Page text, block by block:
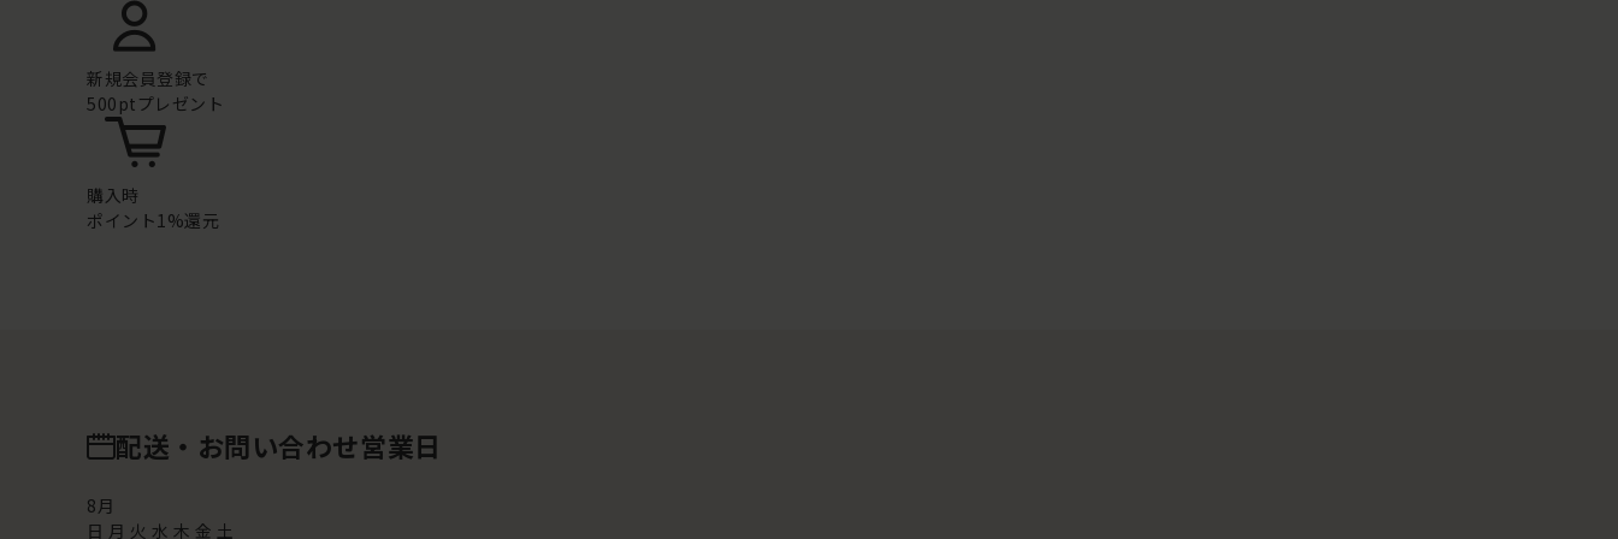
新規会員登録で
500ptプレゼント
購入時
ポイント1%還元
配送・お問い合わせ営業日
8月
日 月 火 水 木 金 土